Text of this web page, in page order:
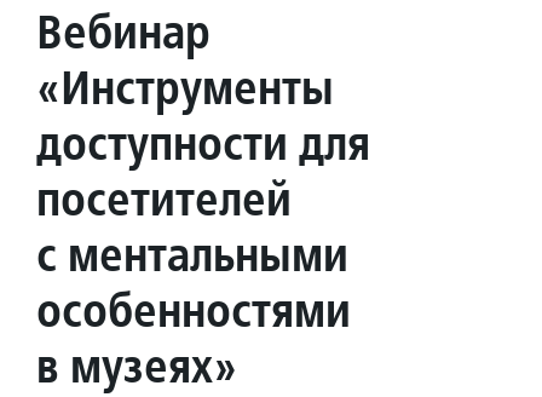
Вебинар
«Инструменты
доступности для
посетителей
с ментальными
особенностями
в музеях»